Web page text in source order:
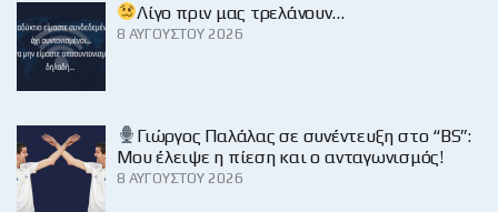
Λίγο πριν μας τρελάνουν…
8 ΑΥΓΟΎΣΤΟΥ 2026
Γιώργος Παλάλας σε συνέντευξη στο “BS”:
Μου έλειψε η πίεση και ο ανταγωνισμός!
8 ΑΥΓΟΎΣΤΟΥ 2026